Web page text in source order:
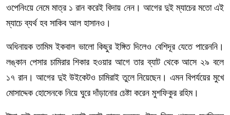
ওপেনিংয়ে নেমে মাত্র ১ রান করেই বিদায় নেন। আগের দুই ম্যাচের মতো এই
ম্যাচে ব্যর্থ হব সাকিব আল হাসানও।
অধিনায়ক তামিম ইকবাল ভালো কিছুর ইঙ্গিত দিলেও বেশিদূর যেতে পারেননি।
লঙ্কান পেসার চামিরার শিকার হওয়ার আগে তার ব্যাট থেকে আসে ২৯ বলে
১৭ রান। আগের দুই উইকেটও চামিরাই তুলে নিয়েছেন। এমন বিপর্যয়ের মুখে
মোসাদ্দেক হোসেনকে নিয়ে ঘুরে দাঁড়ানোর চেষ্টা করেন মুশফিকুর রহিম।